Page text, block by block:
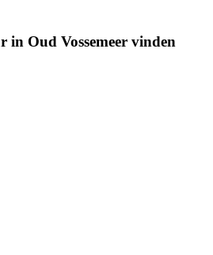
in Oud Vossemeer vinden